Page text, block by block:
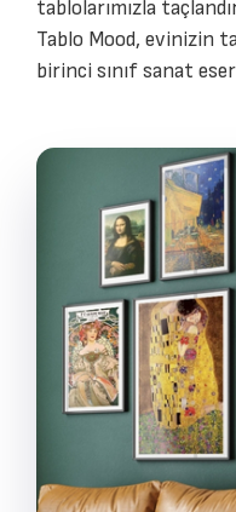
tablolarımızla
Tablo Mood, evinizin
birinci sınıf sanat